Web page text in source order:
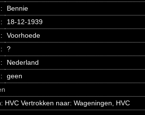
:
Bennie
:
18-12-1939
:
Voorhoede
:
?
:
Nederland
:
geen
HVC Vertrokken naar: Wageningen, HVC